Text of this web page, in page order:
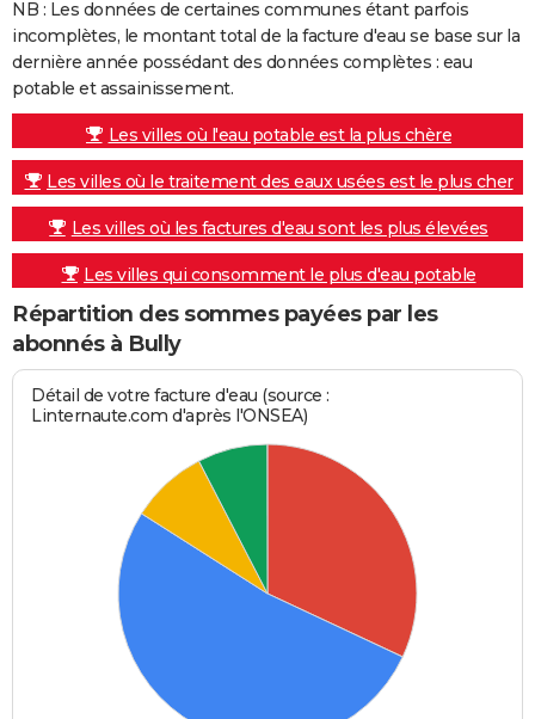
NB : Les données de certaines communes étant parfois
incomplètes, le montant total de la facture d'eau se base sur la
dernière année possédant des données complètes : eau
potable et assainissement.
Les villes où l'eau potable est la plus chère
Les villes où le traitement des eaux usées est le plus cher
Les villes où les factures d'eau sont les plus élevées
Les villes qui consomment le plus d'eau potable
Répartition des sommes payées par les
abonnés à Bully
Détail de votre facture d'eau (source :
Linternaute.com d'après l'ONSEA)